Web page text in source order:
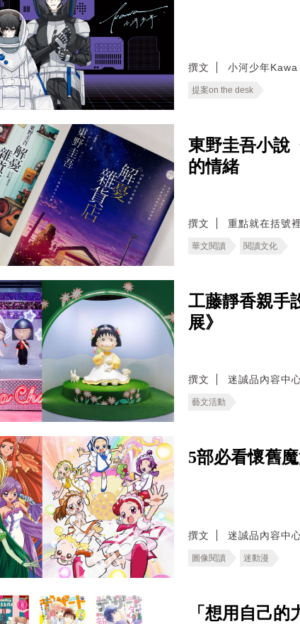
撰文 小河少年Kawa
提案on the desk
東野圭吾小說
的情緒
撰文 重點就在括號裡
華文閱讀 閱讀文化
工藤靜香親手
展》
撰文 迷誠品內容中
藝文活動
5部必看懷舊
撰文 迷誠品內容中
圖像閱讀 迷動漫
「想用自己